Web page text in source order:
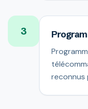
3
reconnus